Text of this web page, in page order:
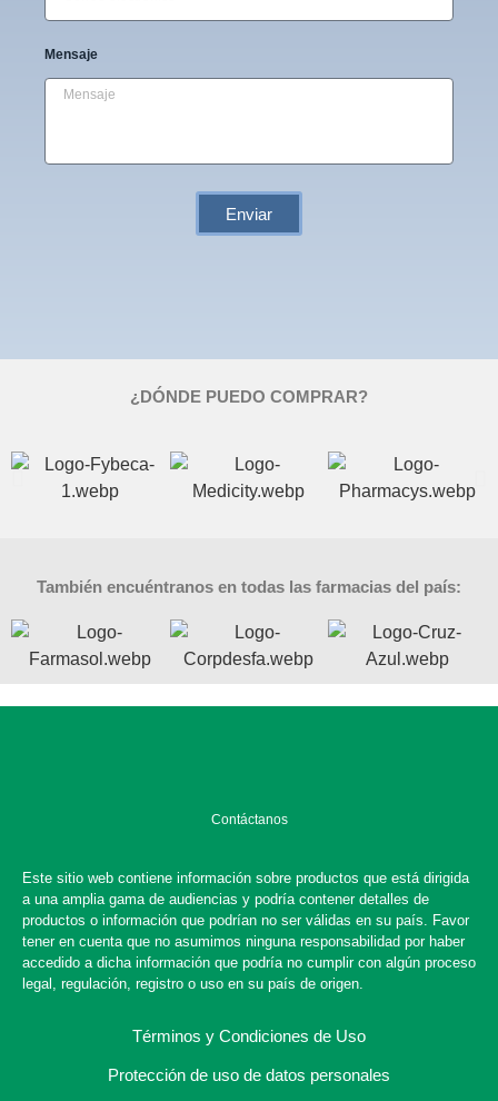
Mensaje
Enviar
¿DÓNDE PUEDO COMPRAR?
También encuéntranos en todas las farmacias del país:
Contáctanos
Este sitio web contiene información sobre productos que está dirigida
a una amplia gama de audiencias y podría contener detalles de
productos o información que podrían no ser válidas en su país. Favor
tener en cuenta que no asumimos ninguna responsabilidad por haber
accedido a dicha información que podría no cumplir con algún proceso
legal, regulación, registro o uso en su país de origen.
Términos y Condiciones de Uso
Protección de uso de datos personales